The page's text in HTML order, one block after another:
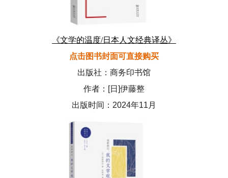
《文学的温度/日本人文经典译丛》
点击图书封面可直接购买
出版社：商务印书馆
作者：[日]伊藤整
出版时间：2024年11月